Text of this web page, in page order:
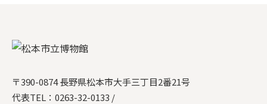
〒390-0874 長野県松本市大手三丁目2番21号
代表TEL： 0263-32-0133 /